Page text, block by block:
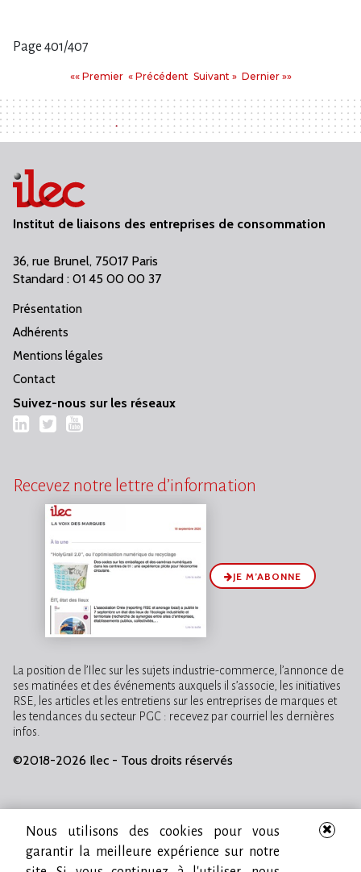
Page 401/407
«« PremierPremier
« PrécédentPrécédent
Suivant
Suivant » Dernier
Dernier »»
Institut de liaisons des entreprises de consommation
36, rue Brunel, 75017 Paris
Standard : 01 45 00 00 37
Présentation
Adhérents
Mentions légales
Contact
Suivez-nous sur les réseaux
LinkedIn
TwitterYouTube
Recevez notre lettre d’information
JE M’ABONNE
La position de l’Ilec sur les sujets industrie-commerce, l’annonce de
ses matinées et des événements auxquels il s’associe, les initiatives
RSE, les articles et les entretiens sur les entreprises de marques et
les tendances du secteur PGC : recevez par courriel les dernières
infos.
©2018-2026 Ilec - Tous droits réservés
Nous utilisons des cookies pour vous
garantir la meilleure expérience sur notre